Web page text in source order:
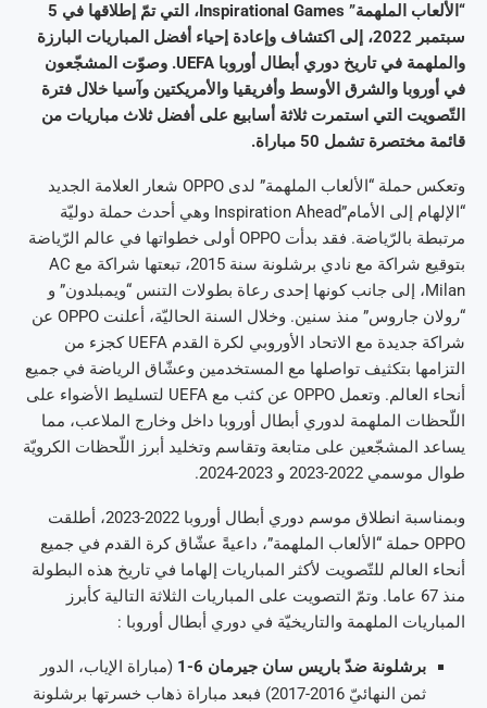
“الألعاب الملهمة” Inspirational Games، التي تمّ إطلاقها في 5
سبتمبر 2022، إلى اكتشاف وإعادة إحياء أفضل المباريات البارزة
والملهمة في تاريخ دوري أبطال أوروبا UEFA. وصوّت المشجّعون
في أوروبا والشرق الأوسط وأفريقيا والأمريكتين وآسيا خلال فترة
التّصويت التي استمرت ثلاثة أسابيع على أفضل ثلاث مباريات من
قائمة مختصرة تشمل 50 مباراة.
وتعكس حملة “الألعاب الملهمة” لدى OPPO شعار العلامة الجديد
“الإلهام إلى الأمام”Inspiration Ahead وهي أحدث حملة دوليّة
مرتبطة بالرّياضة. فقد بدأت OPPO أولى خطواتها في عالم الرّياضة
بتوقيع شراكة مع نادي برشلونة سنة 2015، تبعتها شراكة مع AC
Milan، إلى جانب كونها إحدى رعاة بطولات التنس “ويمبلدون” و
“رولان جاروس” منذ سنين. وخلال السنة الحاليّة، أعلنت OPPO عن
شراكة جديدة مع الاتحاد الأوروبي لكرة القدم UEFA كجزء من
التزامها بتكثيف تواصلها مع المستخدمين وعشّاق الرياضة في جميع
أنحاء العالم. وتعمل OPPO عن كثب مع UEFA لتسليط الأضواء على
اللّحظات الملهمة لدوري أبطال أوروبا داخل وخارج الملاعب، مما
يساعد المشجّعين على متابعة وتقاسم وتخليد أبرز اللّحظات الكرويّة
طوال موسمي 2022-2023 و 2023-2024.
وبمناسبة انطلاق موسم دوري أبطال أوروبا 2022-2023، أطلقت
OPPO حملة “الألعاب الملهمة”، داعيةً عشّاق كرة القدم في جميع
أنحاء العالم للتّصويت لأكثر المباريات إلهاما في تاريخ هذه البطولة
منذ 67 عاما. وتمّ التصويت على المباريات الثلاثة التالية كأبرز
المباريات الملهمة والتاريخيّة في دوري أبطال أوروبا :
برشلونة ضدّ باريس سان جيرمان 6-1
(مباراة الإياب، الدور
ثمن النهائيّ 2016-2017) فبعد مباراة ذهاب خسرتها برشلونة